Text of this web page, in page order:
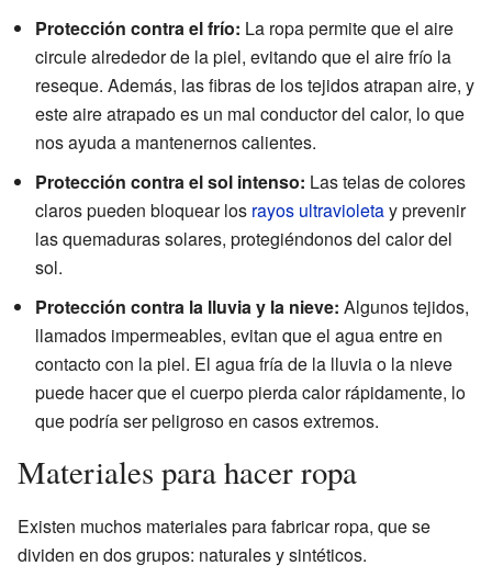
Protección contra el frío: La ropa permite que el aire
circule alrededor de la piel, evitando que el aire frío la
reseque. Además, las fibras de los tejidos atrapan aire, y
este aire atrapado es un mal conductor del calor, lo que
nos ayuda a mantenernos calientes.
Protección contra el sol intenso: Las telas de colores
claros pueden bloquear los rayos ultravioletay prevenir
las quemaduras solares, protegiéndonos del calor del
sol.
Protección contra la lluvia y la nieve: Algunos tejidos,
llamados impermeables, evitan que el agua entre en
contacto con la piel. El agua fría de la lluvia o la nieve
puede hacer que el cuerpo pierda calor rápidamente, lo
que podría ser peligroso en casos extremos.
Materiales para hacer ropa
Existen muchos materiales para fabricar ropa, que se
dividen en dos grupos: naturales y sintéticos.